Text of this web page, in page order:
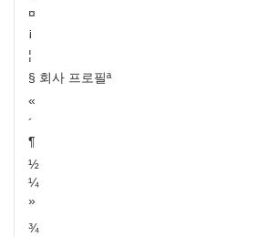
¤
¡
¦
§ 회사 프로필ª
«
´
¶
½
¼
»
¾